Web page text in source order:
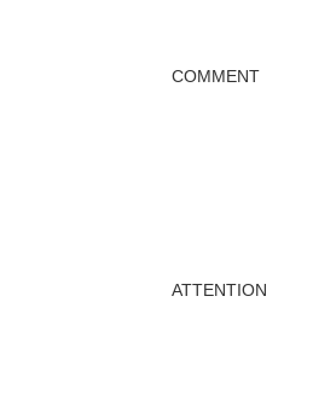
COMMENT
ATTENTION